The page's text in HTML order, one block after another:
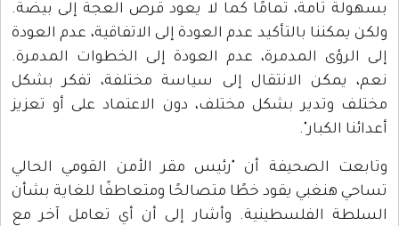
بسهولة تامة، تمامًا كما لا يعود قرص العجة إلى بيضة.
ولكن يمكننا بالتأكيد عدم العودة إلى الاتفاقية، عدم العودة
إلى الرؤى المدمرة، عدم العودة إلى الخطوات المدمرة.
نعم، يمكن الانتقال إلى سياسة مختلفة، تفكر بشكل
مختلف وتدير بشكل مختلف، دون الاعتماد على أو تعزيز
أعدائنا الكبار".
وتابعت الصحيفة أن "رئيس مقر الأمن القومي الحالي
تساحي هنغبي يقود خطًا متصالحًا ومتعاطفًا للغاية بشأن
السلطة الفلسطينية. وأشار إلى أن أي تعامل آخر مع